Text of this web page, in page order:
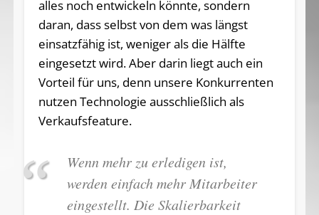
alles noch entwickeln könnte, sondern
daran, dass selbst von dem was längst
einsatzfähig ist, weniger als die Hälfte
eingesetzt wird. Aber darin liegt auch ein
Vorteil für uns, denn unsere Konkurrenten
nutzen Technologie ausschließlich als
Verkaufsfeature.
Wenn mehr zu erledigen ist,
werden einfach mehr Mitarbeiter
eingestellt. Die Skalierbarkeit